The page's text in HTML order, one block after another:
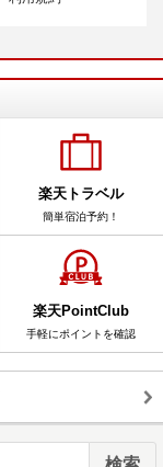
楽天トラベル
簡単宿泊予約！
楽天PointClub
手軽にポイントを確認